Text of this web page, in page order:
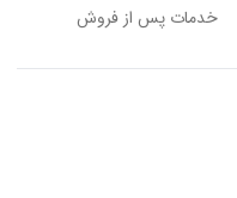
خدمات پس از فروش